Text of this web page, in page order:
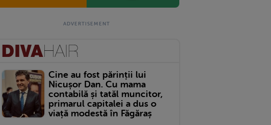
Cine au fost părinții lui
Nicușor Dan. Cu mama
contabilă și tatăl muncitor,
primarul capitalei a dus o
viață modestă în Făgăraș